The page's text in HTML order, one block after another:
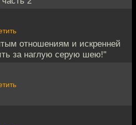
отношениям и искренней
за наглую серую шею!"